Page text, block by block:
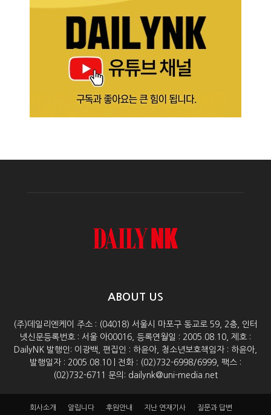
ABOUT US
(주)데일리엔케이 주소 : (04018) 서울시 마포구 동교로 59, 2층, 인터
넷신문등록번호 : 서울 아00016, 등록연월일 : 2005.08.10, 제호 :
DailyNK 발행인: 이광백, 편집인 : 하윤아, 청소년보호책임자 : 하윤아,
발행일자 : 2005.08.10 | 전화 : (02)732-6998/6999, 팩스 :
(02)732-6711 문의: dailynk@uni-media.net
회사소개 알립니다 후원안내 지난 연재기사 질문과 답변